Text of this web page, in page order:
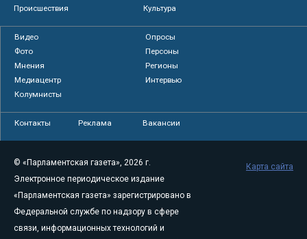
Происшествия
Культура
Видео
Опросы
Фото
Персоны
Мнения
Регионы
Медиацентр
Интервью
Колумнисты
Контакты Реклама Вакансии
© «Парламентская газета», 2026 г.
Электронное периодическое издание
«Парламентская газета» зарегистрировано в
Федеральной службе по надзору в сфере
связи, информационных технологий и
Карта сайта